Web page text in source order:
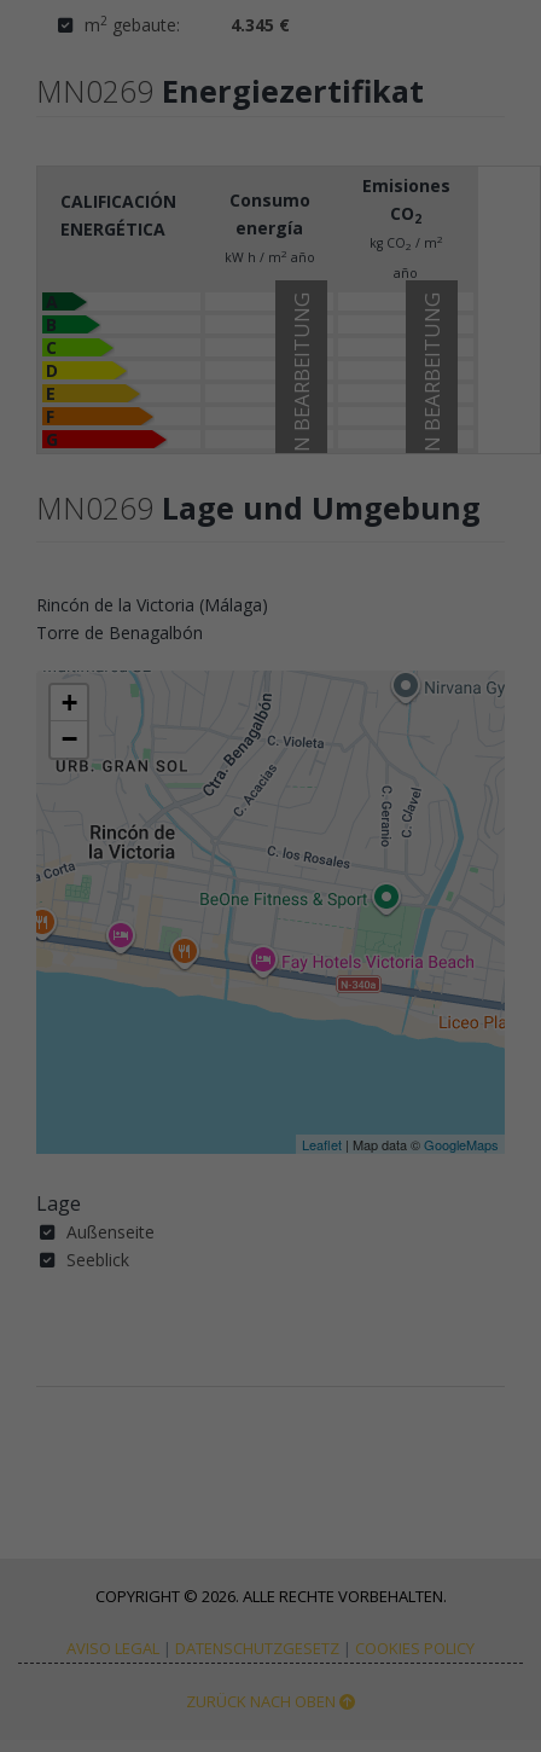
m2 gebaute: 4.345 €
MN0269 Energiezertifikat
CALIFICACIÓN
ENERGÉTICA
Consumo
energía
kW h / m2 año
Emisiones
CO2
kg CO2 / m2
año
B
C
D
E
F
G
IN BEARBEITUNG
IN BEARBEITUNG
MN0269 Lage und Umgebung
Rincón de la Victoria (Málaga)
Torre de Benagalbón
+
−
Leaflet | Map data ©GoogleMaps
Lage
Außenseite
Seeblick
COPYRIGHT © 2026. ALLE RECHTE VORBEHALTEN.
AVISO LEGAL | DATENSCHUTZGESETZ | COOKIES POLICY
ZURÜCK NACH OBEN